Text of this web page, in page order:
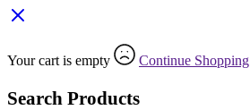
Your cart is empty Continue Shopping
Search Products